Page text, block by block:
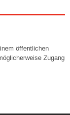
öffentlichen
Zugang